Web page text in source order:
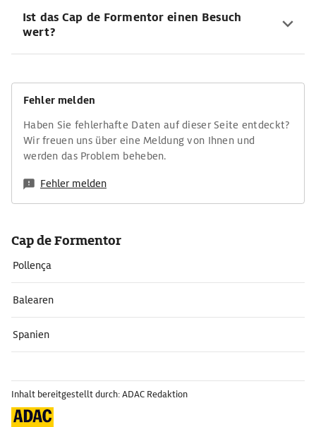
Ist das Cap de Formentor einen Besuch
wert?
Fehler melden
Haben Sie fehlerhafte Daten auf dieser Seite entdeckt?
Wir freuen uns über eine Meldung von Ihnen und
werden das Problem beheben.
Fehler melden
Cap de Formentor
Pollença
Balearen
Spanien
Inhalt bereitgestellt durch: ADAC Redaktion